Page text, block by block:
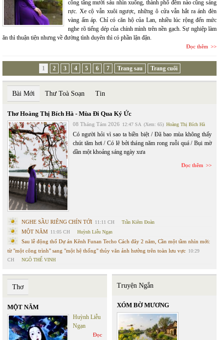
công tầng mười sáu nhìn xuống, thành phố đêm nào cũng sáng
rực. Xe cộ vẫn xuôi ngược, những ô cửa vẫn hắt ra ánh đèn
vàng ấm áp. Chỉ có căn hộ của Lan, nhiều lúc rộng đến mức
nghe rõ tiếng dép của chính mình trên nền gạch. Sự nghiệp làm
ăn thì thuận tiện nhưng về đường tình duyên thì có phần lận đận.
Đọc thêm
1 2 3 4 5 6 7 Trang sau Trang cuối
Bài Mới Thư Toà Soạn Tin
Thơ Hoàng Thị Bích Hà - Mùa Đi Qua Ký Ức
08 Tháng Tám 2026 12:47 SA (Xem: 65) Hoàng Thị Bích Hà
Có người hỏi vì sao ta biền biệt / Đã bao mùa không thấy
chút tăm hơi / Có lẽ bởi tháng năm rong ruỗi quá / Bụi mờ
dần một khoảng sáng ngày xưa
Đọc thêm
NGHE SẦU RIÊNG CHÍN TỚI 11:11 CH Trần Kiêm Đoàn
MỘT NĂM 11:05 CH Huỳnh Liễu Ngạn
Sau lễ động thổ Dự án Kênh Funan Techo Cách đây 2 năm, Cần một tầm nhìn mới:
từ "một công trình" sang "một hệ thống" thủy văn ảnh hưởng trên toàn lưu vực 10:29
CH
NGÔ THẾ VINH
Thơ
MỘT NĂM
Huỳnh Liễu
Ngạn
Đọc
Truyện Ngắn
XÓM BỜ MƯƠNG